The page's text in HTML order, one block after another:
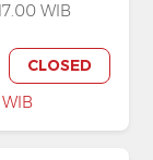
WIB
CLOSED